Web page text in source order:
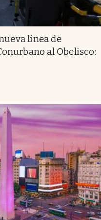
línea de
al Obelisco: